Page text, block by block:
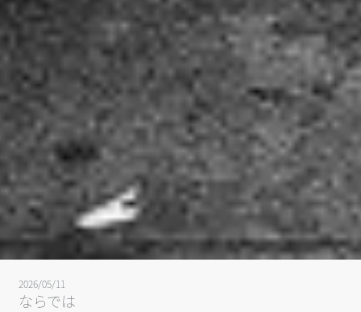
2026/05/11
ならでは